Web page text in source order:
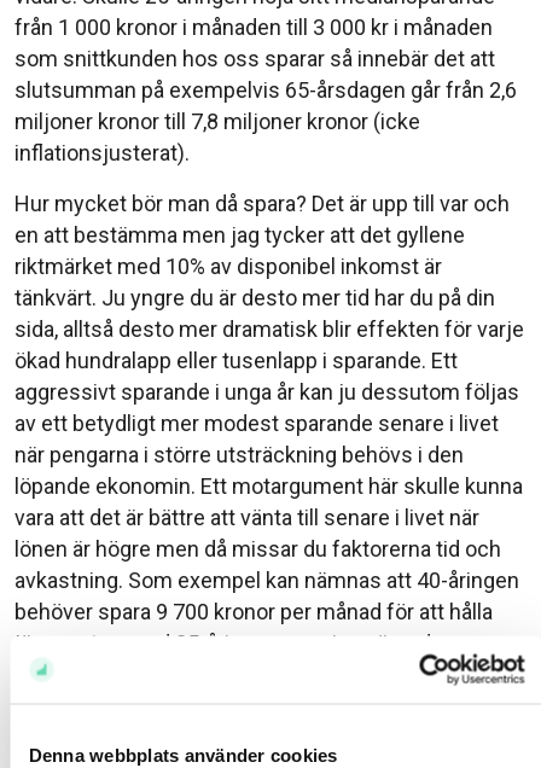
Denna webbplats använder cookies
från 1 000 kronor i månaden till 3 000 kr i månaden
som snittkunden hos oss sparar så innebär det att
slutsumman på exempelvis 65-årsdagen går från 2,6
miljoner kronor till 7,8 miljoner kronor (icke
inflationsjusterat).
Hur mycket bör man då spara? Det är upp till var och
en att bestämma men jag tycker att det gyllene
riktmärket med 10% av disponibel inkomst är
tänkvärt. Ju yngre du är desto mer tid har du på din
sida, alltså desto mer dramatisk blir effekten för varje
ökad hundralapp eller tusenlapp i sparande. Ett
aggressivt sparande i unga år kan ju dessutom följas
av ett betydligt mer modest sparande senare i livet
när pengarna i större utsträckning behövs i den
löpande ekonomin. Ett motargument här skulle kunna
vara att det är bättre att vänta till senare i livet när
lönen är högre men då missar du faktorerna tid och
avkastning. Som exempel kan nämnas att 40-åringen
behöver spara 9 700 kronor per månad för att hålla
jämna steg med 25-åringen som jag nämnde ovan,
alltså ingen fläskfilé på fredag kväll.
livskvalitet så kanske du ska spara lite mindre, men